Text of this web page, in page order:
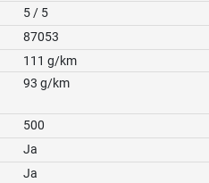
5 / 5
87053
111 g/km
93 g/km
500
Ja
Ja